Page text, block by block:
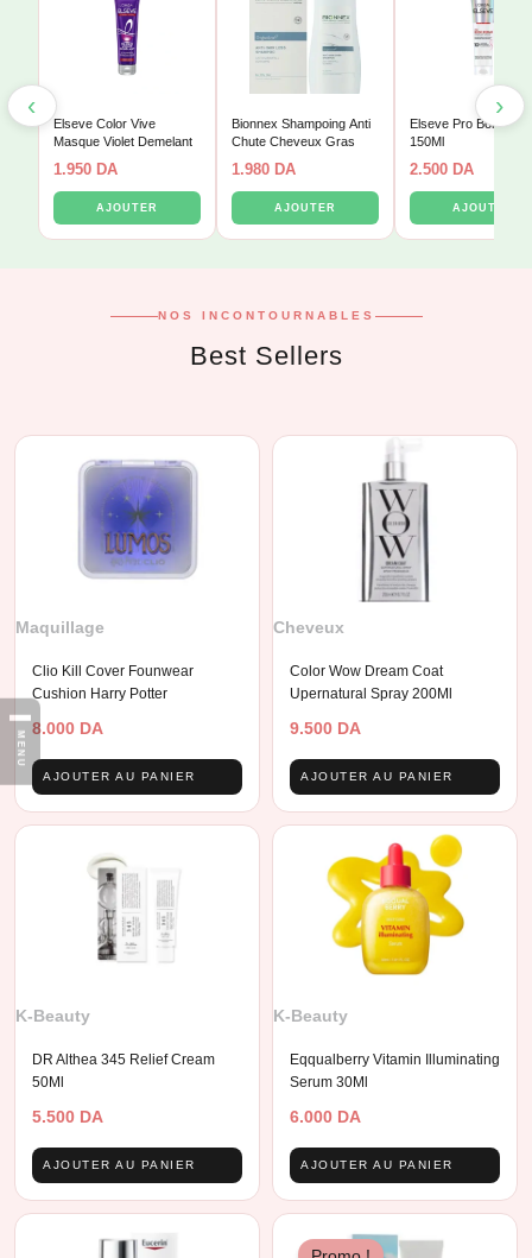
Elseve Color Vive
Masque Violet Demelant
1.950 DA
AJOUTER
Bionnex Shampoing Anti
Chute Cheveux Gras
1.980 DA
AJOUTER
Elseve Pro Bond
150Ml
2.500 DA
AJOUTER
‹ ›
NOS INCONTOURNABLES
Best Sellers
Maquillage
Clio Kill Cover Founwear
Cushion Harry Potter
8.000 DA
AJOUTER AU PANIER
Cheveux
Color Wow Dream Coat
Upernatural Spray 200Ml
9.500 DA
AJOUTER AU PANIER
K-Beauty
DR Althea 345 Relief Cream
50Ml
5.500 DA
AJOUTER AU PANIER
K-Beauty
Eqqualberry Vitamin Illuminating
Serum 30Ml
6.000 DA
AJOUTER AU PANIER
MENU